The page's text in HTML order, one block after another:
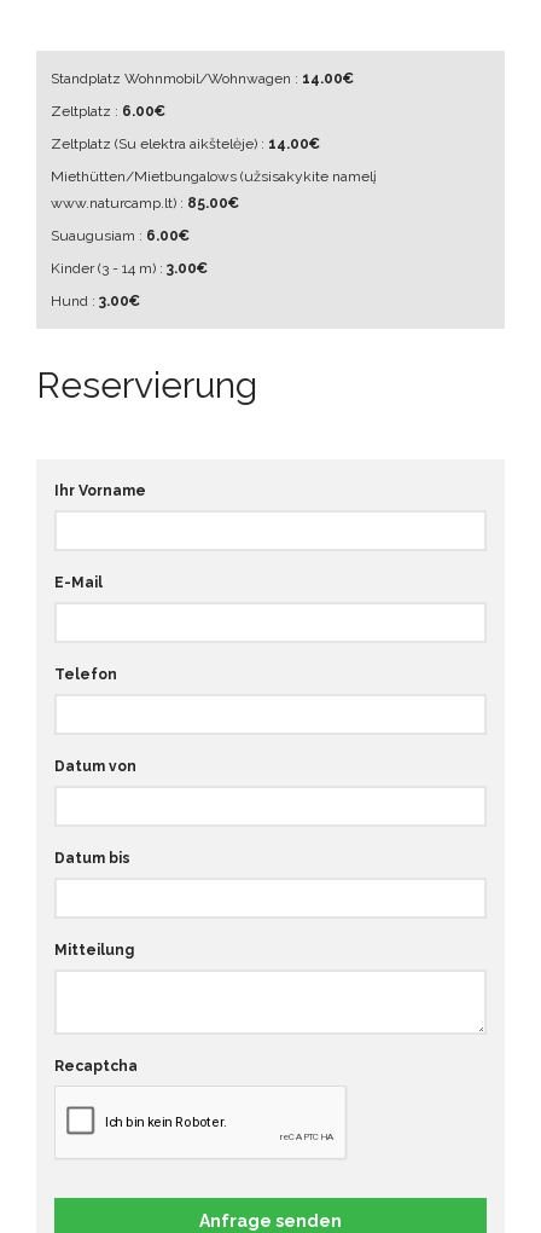
Standplatz Wohnmobil/Wohnwagen : 14.00€
Zeltplatz : 6.00€
Zeltplatz (Su elektra aikštelėje) : 14.00€
Miethütten/Mietbungalows (užsisakykite namelį
www.naturcamp.lt) : 85.00€
Suaugusiam : 6.00€
Kinder(3 - 14 m) : 3.00€
Hund : 3.00€
Reservierung
Ihr Vorname
E-Mail
Telefon
Datum von
Datum bis
Mitteilung
Recaptcha
Anfrage senden